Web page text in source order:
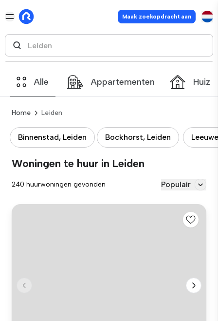
Maak zoekopdracht aan
Alle Appartementen
Home Leiden
Binnenstad, Leiden Bockhorst, Leiden
Woningen te huur in Leiden
240 huurwoningen gevonden Populair